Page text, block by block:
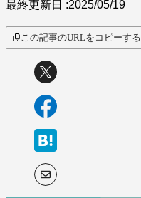
最終更新日 :2025/05/19
この記事のURLをコピーする